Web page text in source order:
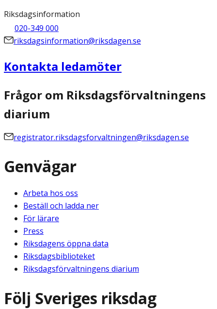
Riksdagsinformation
020-349 000
riksdagsinformation@riksdagen.se
Kontakta ledamöter
Frågor om Riksdagsförvaltningens
diarium
registrator.riksdagsforvaltningen@riksdagen.se
Genvägar
Arbeta hos oss
Beställ och ladda ner
För lärare
Press
Riksdagens öppna data
Riksdagsbiblioteket
Riksdagsförvaltningens diarium
Följ Sveriges riksdag